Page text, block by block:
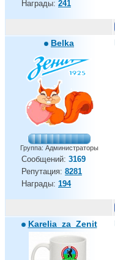
Награды: 241
Belka
Группа: Администраторы
Сообщений: 3169
Репутация: 8281
Награды: 194
Karelia_za_Zenit